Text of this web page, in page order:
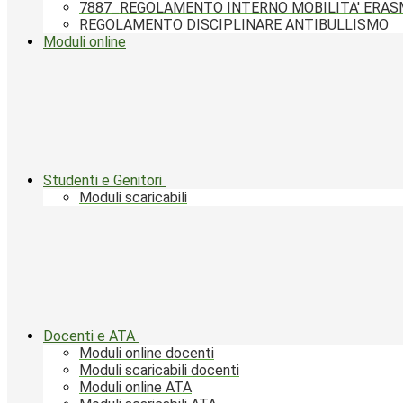
7887_REGOLAMENTO INTERNO MOBILITA'
REGOLAMENTO DISCIPLINARE ANTIBULLISMO
Moduli online
Studenti e Genitori
Moduli scaricabili
Docenti e ATA
Moduli online docenti
Moduli scaricabili docenti
Moduli online ATA